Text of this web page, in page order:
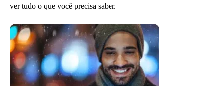
ver tudo o que você precisa saber.